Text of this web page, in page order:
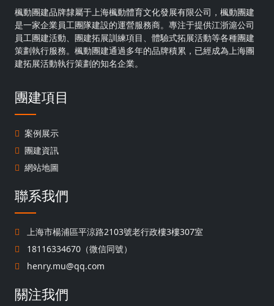
楓動團建品牌隸屬于上海楓動體育文化發展有限公司，楓動團建
是一家企業員工團隊建設的運營服務商。專注于提供江浙滬公司
員工團建活動、團建拓展訓練項目、體驗式拓展活動等各種團建
策劃執行服務。楓動團建通過多年的品牌積累，已經成為上海團
建拓展活動執行策劃的知名企業。
團建項目
案例展示
團建資訊
網站地圖
聯系我們
上海市楊浦區平涼路2103號老行政樓3樓307室
18116334670（微信同號）
henry.mu@qq.com
關注我們